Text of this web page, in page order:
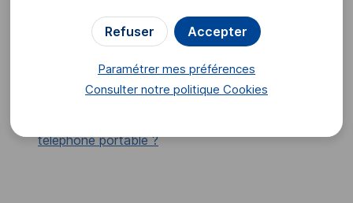
Ces contenus pourraient
également vous intéresser :
Comment renseigner ou modifier mon e-mail ?
téléphone portable ?
Accepter
Refuser
Paramétrer mes préférences
Consulter notre politique Cookies